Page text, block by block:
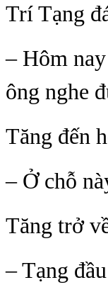
Trí Tạng
– Hôm
ông nghe
Tăng đến
– Ở chỗ
Tăng trở
– Tạng